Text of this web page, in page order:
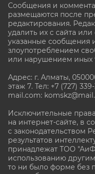
Сообщения и
размещаются после
редактирования.
удалить их с сайта
указанные сообщения
злоупотреблением
или нарушением иных
Адрес: г. Алматы,
этаж 7. Тел: +7 (727) 339-
mail.com:
Исключительные
на интернет-сайте, в
с законодательством
результатов
принадлежат ТОО
использованию
то ни было форме без